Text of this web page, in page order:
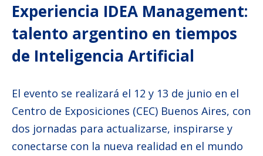
Experiencia IDEA Management:
talento argentino en tiempos
de Inteligencia Artificial
El evento se realizará el 12 y 13 de junio en el
Centro de Exposiciones (CEC) Buenos Aires, con
dos jornadas para actualizarse, inspirarse y
conectarse con la nueva realidad en el mundo